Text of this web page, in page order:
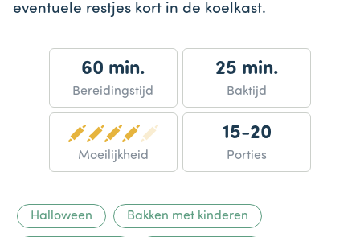
eventuele restjes kort in de koelkast.
60 min.
Bereidingstijd
25 min.
Baktijd
Moeilijkheid
15-20
Porties
Halloween Bakken met kinderen